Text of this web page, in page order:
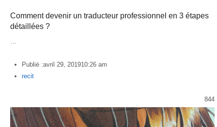
Comment devenir un traducteur professionnel en 3 étapes
détaillées ?
…
Publié :avril 29, 201910:26 am
Author
recit
844